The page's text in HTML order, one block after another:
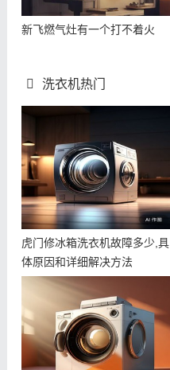
新飞燃气灶有一个打不着火
洗衣机热门
虎门修冰箱洗衣机故障多少,具
体原因和详细解决方法